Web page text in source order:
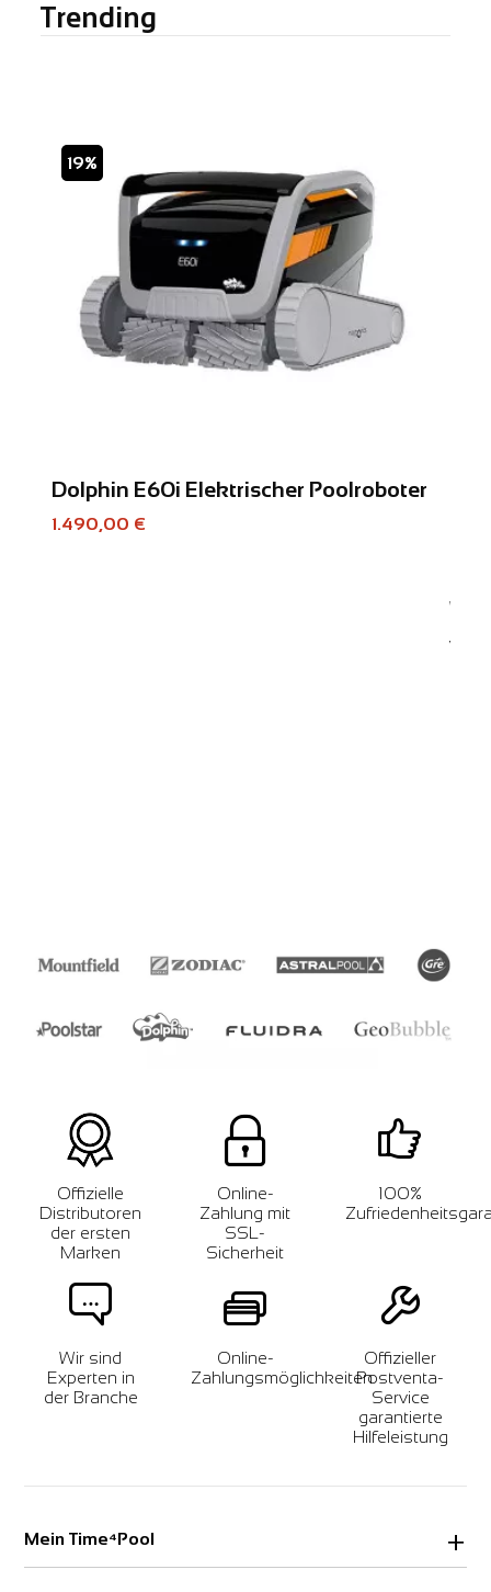
Trending
Dolphin E60i Elektrischer Poolroboter
1.490,00 €
19%
von:
Offizielle
Distributoren
der ersten
Marken
Online-
Zahlung mit
SSL-
Sicherheit
100%
Wir sind
Experten in
der Branche
Online-
Zahlungsmöglichkeiten
Offizieller
Postventa-
Service
garantierte
Hilfeleistung
Mein Time⁴Pool